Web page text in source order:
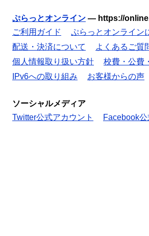
ぷらっとオンライン — https://
ご利用ガイド
ぷらっとオンライン
配送・決済について
よくあるご質
個人情報取り扱い方針
校費・公費
IPv6への取り組み
お客様からの声
ソーシャルメディア
Twitter公式アカウント
Facebook